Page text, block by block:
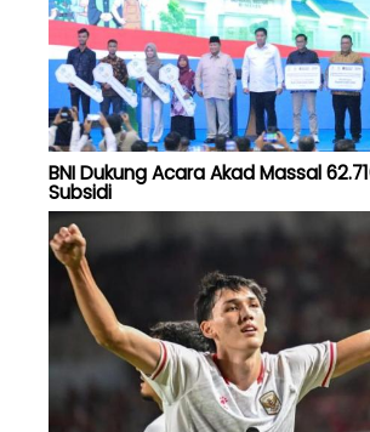
BNI Dukung Acara Akad Massal
Subsidi